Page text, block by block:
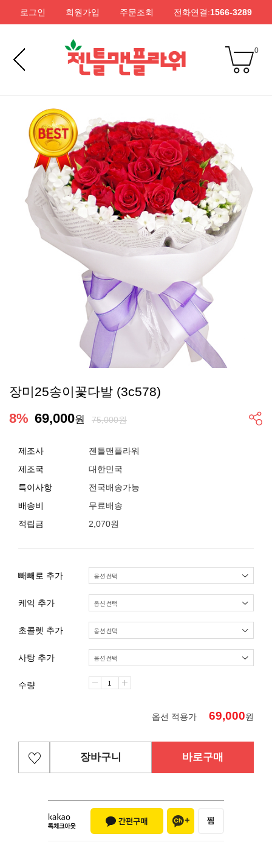
로그인 회원가입 주문조회 전화연결:1566-3289
0
장미25송이꽃다발 (3c578)
8% 69,000원 75,000원
제조사
젠틀맨플라워
제조국
대한민국
특이사항
전국배송가능
배송비
무료배송
적립금
2,070원
빼빼로 추가
케익 추가
초콜렛 추가
사탕 추가
수량
옵션 적용가 69,000원
장바구니 바로구매